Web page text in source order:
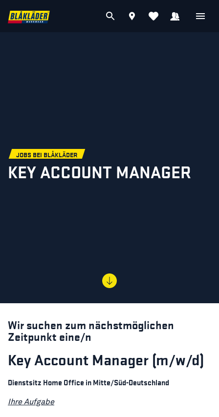
JOBS BEI BLÅKLÄDER
KEY ACCOUNT MANAGER
Wir suchen zum nächstmöglichen
Zeitpunkt eine/n
Key Account Manager (m/w/d)
Dienstsitz Home Office in Mitte/Süd-Deutschland
Ihre Aufgabe